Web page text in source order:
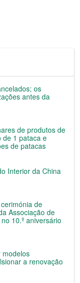
os
antes da
de produtos de
de 1 pataca e
de patacas
Interior da China
de
Associação de
10.º aniversário
modelos
a renovação